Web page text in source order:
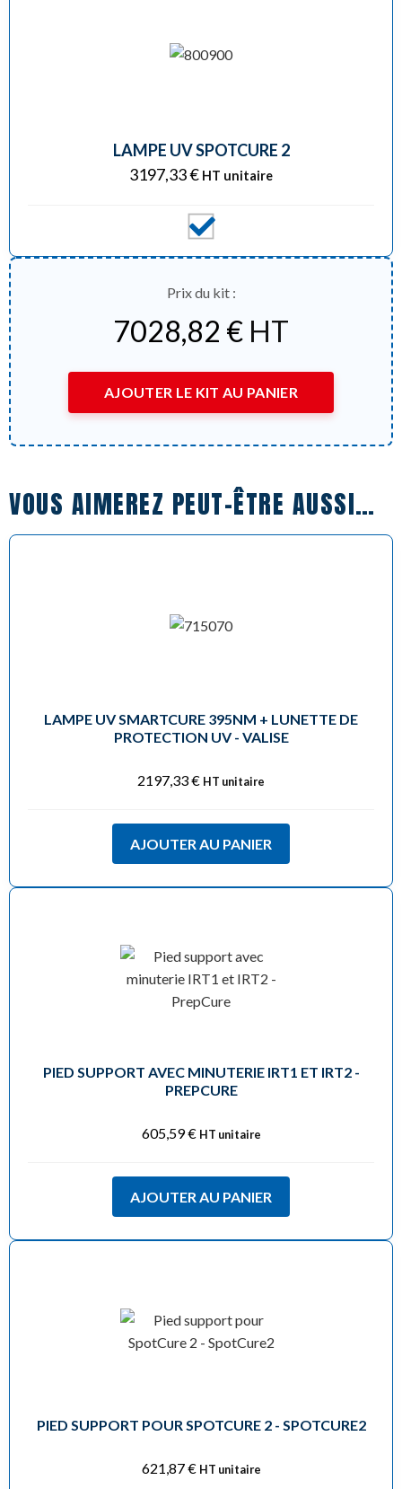
LAMPE UV SPOTCURE 2
3197,33€ HT unitaire
Prix du kit :
7028,82 € HT
AJOUTER LE KIT AU PANIER
VOUS AIMEREZ PEUT-ÊTRE AUSSI…
LAMPE UV SMARTCURE 395NM + LUNETTE DE
PROTECTION UV - VALISE
2197,33€ HT unitaire
AJOUTER AU PANIER
PIED SUPPORT AVEC MINUTERIE IRT1 ET IRT2 -
PREPCURE
605,59€ HT unitaire
AJOUTER AU PANIER
PIED SUPPORT POUR SPOTCURE 2 - SPOTCURE2
621,87€ HT unitaire